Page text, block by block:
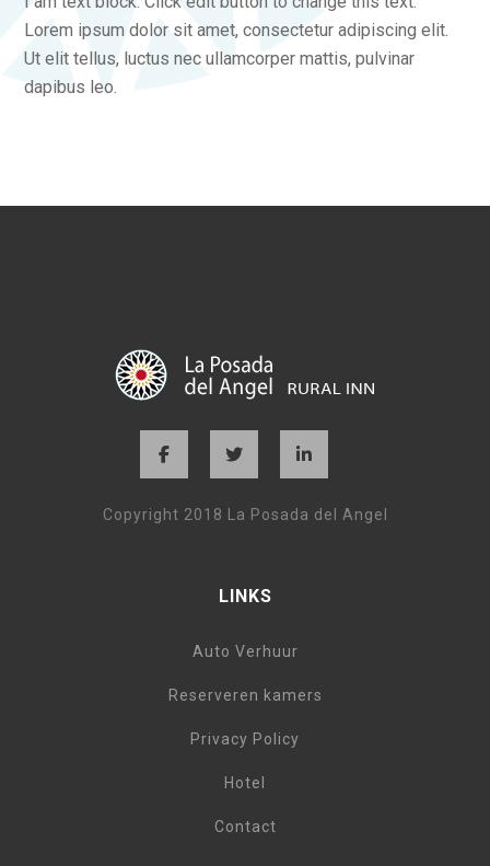
Lorem ipsum dolor sit amet, consectetur adipiscing elit.
Ut elit tellus, luctus nec ullamcorper mattis, pulvinar
dapibus leo.
Copyright 2018 La Posada del Angel
LINKS
Auto Verhuur
Reserveren kamers
Privacy Policy
Hotel
Contact